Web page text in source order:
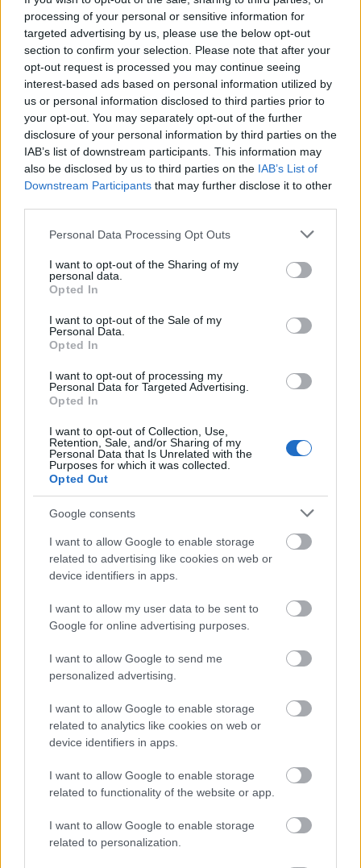
processing of your personal or sensitive information for
targeted advertising by us, please use the below opt-out
section to confirm your selection. Please note that after your
opt-out request is processed you may continue seeing
interest-based ads based on personal information utilized by
us or personal information disclosed to third parties prior to
your opt-out. You may separately opt-out of the further
disclosure of your personal information by third parties on the
IAB’s list of downstream participants. This information may
also be disclosed by us to third parties on the IAB’s List of
Downstream Participants that may further disclose it to other
Please note that this website/app uses one or more Google
not limited to your visit or usage behaviour. You may click to
grant or deny consent to Google and its third-party tags to
use your data for below specified purposes in below Google
consent section.
Personal Data Processing Opt Outs
I want to opt-out of the Sharing of my
personal data.
Opted In
I want to opt-out of the Sale of my
Personal Data.
Opted In
I want to opt-out of processing my
Personal Data for Targeted Advertising.
Opted In
I want to opt-out of Collection, Use,
Retention, Sale, and/or Sharing of my
Personal Data that Is Unrelated with the
Purposes for which it was collected.
Opted Out
Google consents
I want to allow Google to enable storage
related to advertising like cookies on web or
device identifiers in apps.
I want to allow my user data to be sent to
Google for online advertising purposes.
I want to allow Google to send me
personalized advertising.
I want to allow Google to enable storage
related to analytics like cookies on web or
device identifiers in apps.
I want to allow Google to enable storage
related to functionality of the website or app.
I want to allow Google to enable storage
related to personalization.
egy melegétkezést és önkéntes pólót
biztosítanak a szervezők, valamint egy remek
közösség tagjaként vehetnek részt a
fesztiválon. Idén közel 100 feladatkör
betöltésére várják a jelentkezőket. Az
önkéntességhez a fesztivalonkentes.hu
oldalon történő regisztráció után egy
meghallgatáson és egy orvosi
munkaalkalmassági vizsgálaton kell részt
venni. Bővebb infókitt!
Fesztivál Sziget
2019
AZ EMBERSÉG ÜNNEPE